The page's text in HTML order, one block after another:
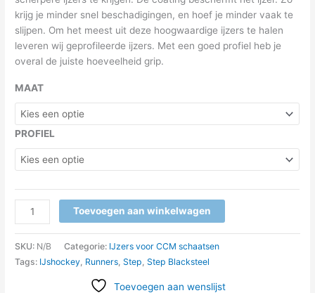
krijg je minder snel beschadigingen, en hoef je minder vaak te
slijpen. Om het meest uit deze hoogwaardige ijzers te halen
leveren wij geprofileerde ijzers. Met een goed profiel heb je
overal de juiste hoeveelheid grip.
MAAT
PROFIEL
Toevoegen aan winkelwagen
SKU: N/B Categorie: IJzers voor CCM schaatsen
Tags: IJshockey Runners ,Step ,Step Blacksteel
Toevoegen aan wenslijst